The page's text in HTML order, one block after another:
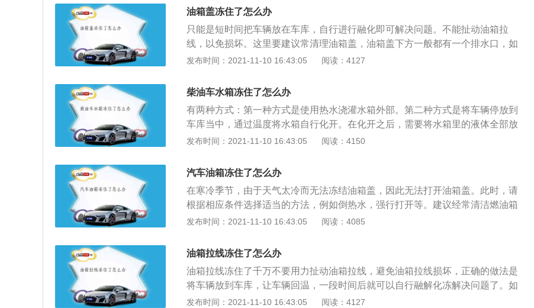
此时，建议车主将后备箱打开；随后，在靠近油箱盖的一侧找到一条绿色的或者
是红色的拉线，这种拉线就是厂家在设计车辆的时候专门设计的油箱盖紧急解锁
拉线；其次，车主反复的拉动油箱盖紧急拉线即可将油箱盖打开；但是在拉动的
过程当中需要注意的是，拉动的幅度一定不能太大，否则会造成拉线断开的现
象。
油箱盖冻住了怎么办
只能是短时间把车辆放在车库，自行进行融化即可解决问题。不能扯动油箱拉
线，以免损坏。这里要建议常清理油箱盖，油箱盖下方一般都有一个排水口，如
果这个排水口被堵，或者洗车和雨雪时很容易造成积水，而结冰后就会将油箱盖
成，密封性很好。只有一个小小的园形入口，这个口只有瓶子的盖子一样大，便
于储存。一般是放在汽车的尾部。如果是油箱盖打不开，则可以从后备箱入手。
首先拆下后备箱内覆盖油箱的衬板，衬板通常由一些塑料卡子固定，可以很容易
地用螺丝刀撬开。取下内衬板后，可以看到油箱盖的锁止机构，还可以看到用于
远距离操作的油箱盖拉线，只要拉动拉线，油箱盖便可打开。如果不起作用，可
些车型在锁止机构上专门设置了一个开关，按动开关油箱盖就可打开。加油尽量
不要等油灯亮了再加油。因为油泵位于油箱内，油泵连续工作时温度较高，浸在
燃油中可以有效降温。而油灯亮时说明油面已低于油泵，如果每次都等灯亮再去
发布时间：2021-11-10 16:43:05 阅读：4127
柴油车水箱冻住了怎么办
有两种方式：第一种方式是使用热水浇灌水箱外部。第二种方式是将车辆停放到
车库当中，通过温度将水箱自行化开。在化开之后，需要将水箱里的液体全部放
出，添加专用的低温防冻液，避免再次出现冰冻。车辆的水箱出现了冻住的情况
操作方法是比较简单的，如果自己不能操作，可以联系当地的售后或者是维修厂
对车辆进行解冻处理，水箱解冻之后车辆可以正常使用，并没有什么影响。
发布时间：2021-11-10 16:43:05 阅读：4150
汽车油箱冻住了怎么办
在寒冷季节，由于天气太冷而无法冻结油箱盖，因此无法打开油箱盖。此时，请
根据相应条件选择适当的方法，例如倒热水，强行打开等。建议经常清洁燃油箱
盖。油箱盖下方通常有一个排水孔。如果排水管堵塞，或者在洗车和雨雪期间容
通过将车辆放置在车库中一小段时间并自行融化来解决。请勿拉扯油箱电缆，否
则会损坏它；拆卸左前门的B柱下部饰板和中门的下部饰板，然后可以更换第三
排座椅左侧的塑料板。如果仅油箱盖锁扣损坏，则只能卸下后装饰板，并且可以
分别更换电缆锁。要打开加油口盖，请向左缓慢转动加油口盖。
发布时间：2021-11-10 16:43:05 阅读：4085
油箱拉线冻住了怎么办
油箱拉线冻住了千万不要用力扯动油箱拉线，避免油箱拉线损坏，正确的做法是
将车辆放到车库，让车辆回温，一段时间后就可以自行融解化冻解决问题了。如
果着急打开汽车油箱盖，可以尝试用热水浇灌油箱盖，让其快速化冻，但事后要
发布时间：2021-11-10 16:43:05 阅读：4127